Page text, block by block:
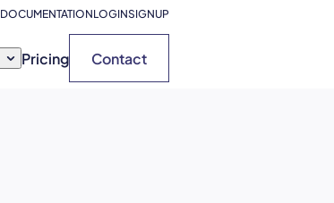
DOCUMENTATIONLOGINSIGNUP
Pricing Contact